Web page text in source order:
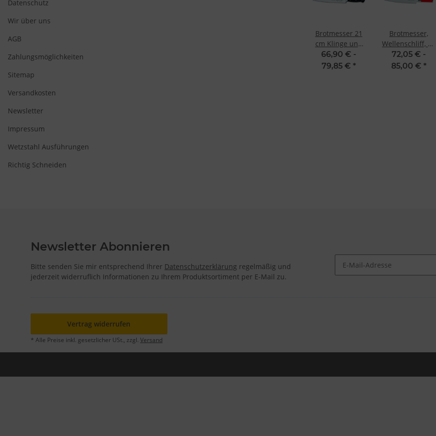
Brotmesser 21
cm Klinge und
Wellenschliff
von Premier
66,90 € -
79,85 € *
Brotmesser,
Wellenschliff, 26
cm Red Spirit F.
Dick
72,05 € -
85,00 € *
Datenschutz
Wir über uns
AGB
Zahlungsmöglichkeiten
Sitemap
Versandkosten
Newsletter
Impressum
Wetzstahl Ausführungen
Richtig Schneiden
Newsletter Abonnieren
Bitte senden Sie mir entsprechend Ihrer Datenschutzerklärung regelmäßig und
jederzeit widerruflich Informationen zu Ihrem Produktsortiment per E-Mail zu.
Vertrag widerrufen
* Alle Preise inkl. gesetzlicher USt., zzgl. Versand